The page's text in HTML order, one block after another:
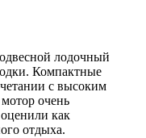
лодочный
Компактные
с высоким
мотор очень
как
отдыха.